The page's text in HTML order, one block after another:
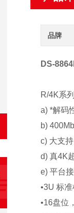
品牌
DS-
R/4K系
a) *解码
b)
c) 大支
d) 真4K
e) 平台
•3U 标
•16盘位